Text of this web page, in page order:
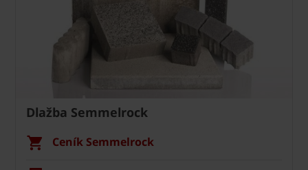
Dlažba Semmelrock
Ceník Semmelrock